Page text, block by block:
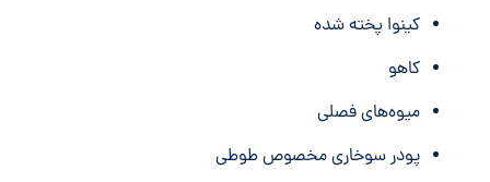
کینوا پخته شده
کاهو
میوه‌های فصلی
پودر سوخاری مخصوص طوطی